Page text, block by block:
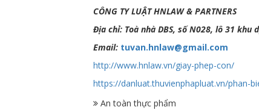
CÔNG TY LUẬT HNLAW & PARTNERS
Địa chỉ: Toà nhà DBS, số N028, lô 31
Email: tuvan.hnlaw@gmail.com
http://www.hnlaw.vn/giay-phep-con/
https://danluat.thuvienphapluat.vn/phan-
An toàn thực phẩm